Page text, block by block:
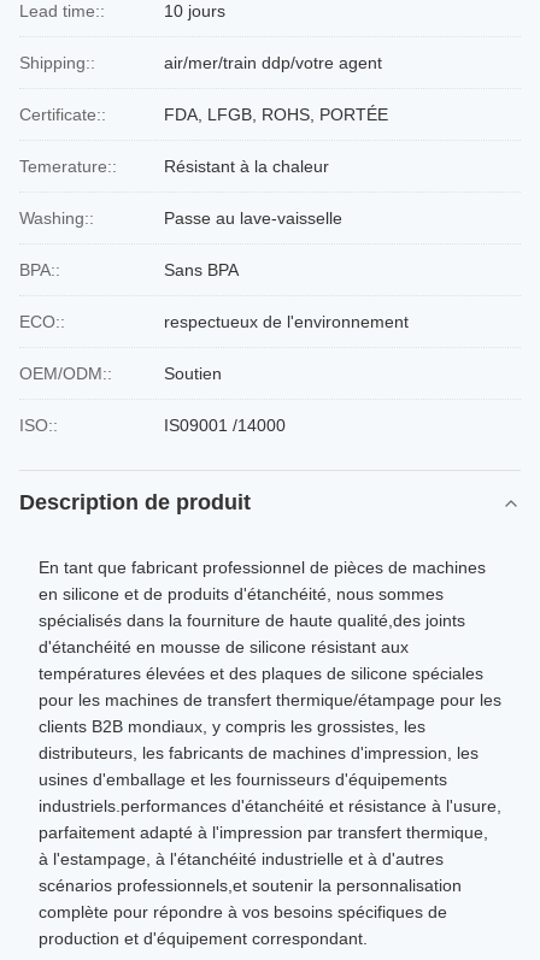
Lead time:: 10 jours
Shipping:: air/mer/train ddp/votre agent
Certificate:: FDA, LFGB, ROHS, PORTÉE
Temerature:: Résistant à la chaleur
Washing:: Passe au lave-vaisselle
BPA:: Sans BPA
ECO:: respectueux de l'environnement
OEM/ODM:: Soutien
ISO:: IS09001 /14000
Description de produit
En tant que fabricant professionnel de pièces de machines
en silicone et de produits d'étanchéité, nous sommes
spécialisés dans la fourniture de haute qualité,des joints
d'étanchéité en mousse de silicone résistant aux
températures élevées et des plaques de silicone spéciales
pour les machines de transfert thermique/étampage pour les
clients B2B mondiaux, y compris les grossistes, les
distributeurs, les fabricants de machines d'impression, les
usines d'emballage et les fournisseurs d'équipements
industriels.performances d'étanchéité et résistance à l'usure,
parfaitement adapté à l'impression par transfert thermique,
à l'estampage, à l'étanchéité industrielle et à d'autres
scénarios professionnels,et soutenir la personnalisation
complète pour répondre à vos besoins spécifiques de
production et d'équipement correspondant.